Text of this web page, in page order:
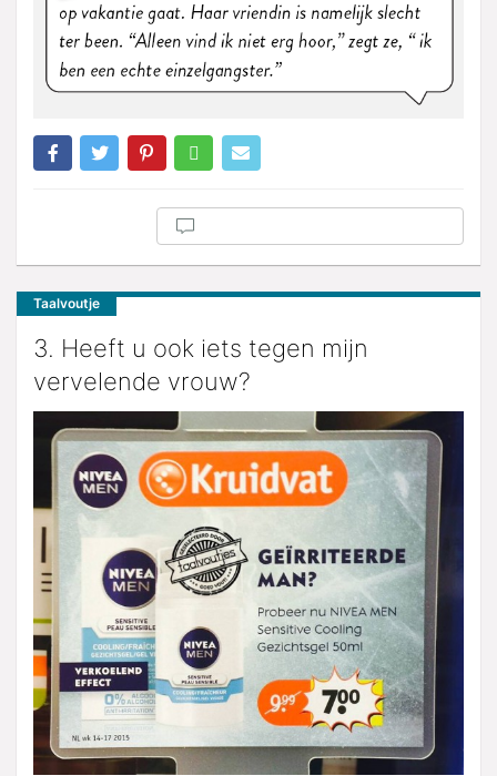
Taalvoutje
3. Heeft u ook iets tegen mijn
vervelende vrouw?